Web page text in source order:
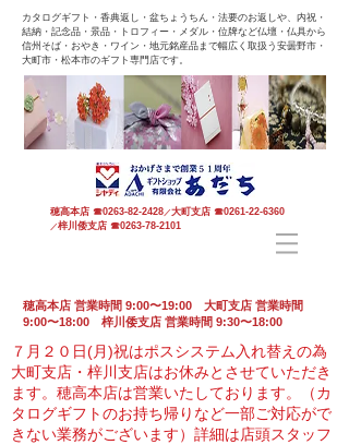
カタログギフト・香典返し・盆ちょうちん・法要のお返しや、内祝・
結納・記念品・景品・トロフィー・メダル・位牌など仏壇・仏具から
信州そば・おやき・ワイン・地元銘産品まで幅広く取扱う安曇野市・
大町市・松本市のギフト専門店です。
穂高本店 ☎0263-82-2428 ／大町支店 ☎0261-22-6360
／梓川倭支店 ☎0263-78-2101
穂高本店 営業時間 9:00〜19:00 大町支店 営業時間
9:00〜18:00 梓川倭支店 営業時間 9:30〜18:00
７月２０日(月)祝はポスシステム入れ替えの為
大町支店・梓川支店はお休みとさせていただき
ます。 穂高本店は営業いたしております。（カ
タログギフトのお持ち帰りなど一部ご対応がで
きない業務がございます） 詳細は店頭スタッフ